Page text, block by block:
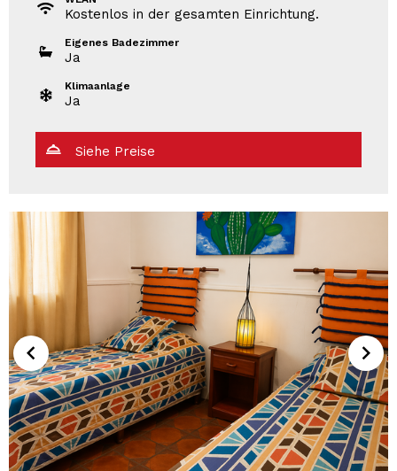
Kostenlos in der gesamten Einrichtung.
Eigenes Badezimmer
Ja
Klimaanlage
Ja
Siehe Preise